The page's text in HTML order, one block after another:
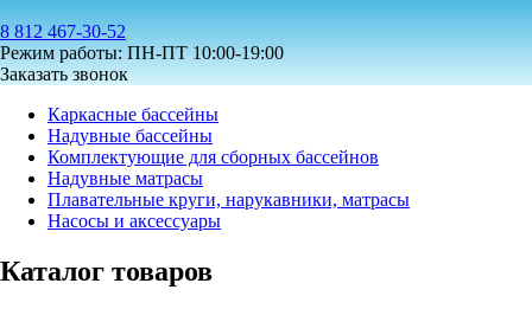
8 812 467-30-52
Режим работы: ПН-ПТ 10:00-19:00
Заказать звонок
Каркасные бассейны
Надувные бассейны
Комплектующие для сборных бассейнов
Надувные матрасы
Плавательные круги, нарукавники, матрасы
Насосы и аксессуары
Каталог товаров